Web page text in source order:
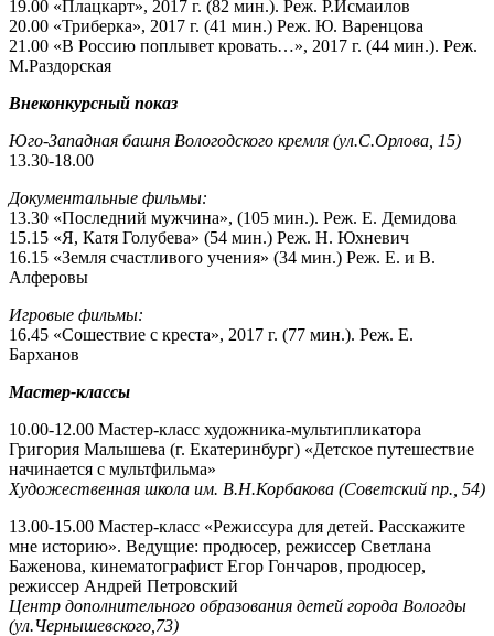
19.00 «Плацкарт», 2017 г. (82 мин.). Реж. Р.Исмаилов
20.00 «Триберка», 2017 г. (41 мин.) Реж. Ю. Варенцова
21.00 «В Россию поплывет кровать…», 2017 г. (44 мин.). Реж.
М.Раздорская
Внеконкурсный показ
Юго-Западная башня Вологодского кремля (ул.С.Орлова, 15)
13.30-18.00
Документальные фильмы:
13.30 «Последний мужчина», (105 мин.). Реж. Е. Демидова
15.15 «Я, Катя Голубева» (54 мин.) Реж. Н. Юхневич
16.15 «Земля счастливого учения» (34 мин.) Реж. Е. и В.
Алферовы
Игровые фильмы:
16.45 «Сошествие с креста», 2017 г. (77 мин.). Реж. Е.
Барханов
Мастер-классы
10.00-12.00 Мастер-класс художника-мультипликатора
Григория Малышева (г. Екатеринбург) «Детское путешествие
начинается с мультфильма»
Художественная школа им. В.Н.Корбакова (Советский пр., 54)
13.00-15.00 Мастер-класс «Режиссура для детей. Расскажите
мне историю». Ведущие: продюсер, режиссер Светлана
Баженова, кинематографист Егор Гончаров, продюсер,
режиссер Андрей Петровский
Центр дополнительного образования детей города Вологды
(ул.Чернышевского,73)